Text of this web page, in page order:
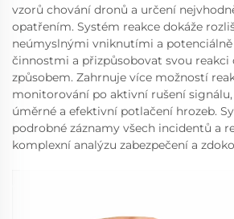
vzorů chování dronů a určení
opatřením. Systém reakce dokáže
neúmyslnými vniknutími a
činnostmi a přizpůsobovat svou
způsobem. Zahrnuje více možností
monitorování po aktivní rušení
úměrné a efektivní potlačení hrozeb.
podrobné záznamy všech incidentů a
komplexní analýzu zabezpečení a